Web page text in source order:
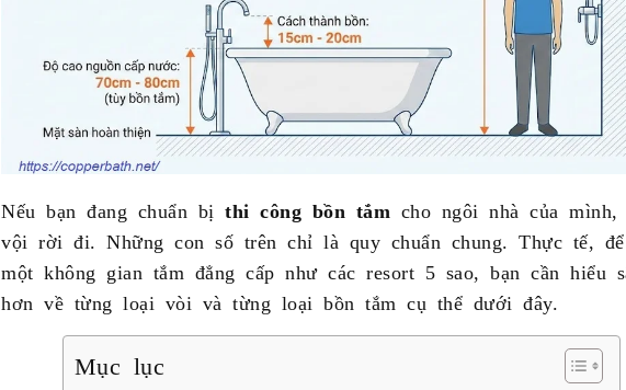
Nếu bạn đang chuẩn bị thi công bồn tắm cho ngôi nhà của mình,
vội rời đi. Những con số trên chỉ là quy chuẩn chung. Thực tế,
một không gian tắm đẳng cấp như các resort 5 sao, bạn cần hiểu
hơn về từng loại vòi và từng loại bồn tắm cụ thể dưới đây.
Mục lục